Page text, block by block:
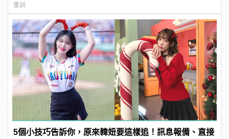
重訓
5個小技巧告訴你，原來韓妞要這樣追！訊息報備、直接